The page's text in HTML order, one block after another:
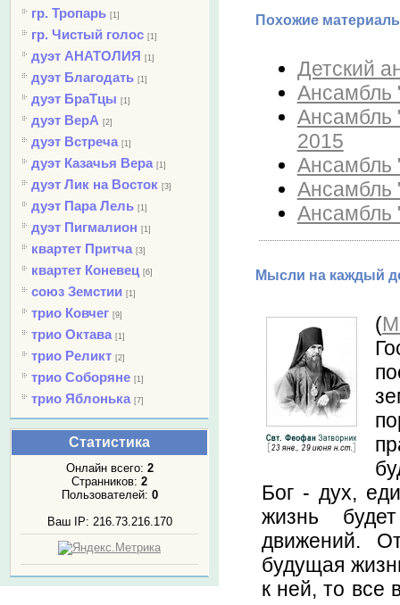
гр. Тропарь [1]
гр. Чистый голос [1]
дуэт АНАТОЛИЯ [1]
дуэт Благодать [1]
дуэт БраТцы [1]
дуэт ВерА [2]
дуэт Встреча [1]
дуэт Казачья Вера [1]
дуэт Лик на Восток [3]
дуэт Пара Лель [1]
дуэт Пигмалион [1]
квартет Притча [3]
квартет Коневец [6]
союз Земстии [1]
трио Ковчег [9]
трио Октава [1]
трио Реликт [2]
трио Соборяне [1]
трио Яблонька [7]
Статистика
Онлайн всего: 2
Странников: 2
Пользователей: 0
Ваш IP: 216.73.216.170
Похожие
Детский
Ансамбль
Ансамбль
2015
Ансамбль
Ансамбль
Ансамбль
Мысли на каждый
(
Бог - дух,
жизнь
движений.
будущая
к ней, то все